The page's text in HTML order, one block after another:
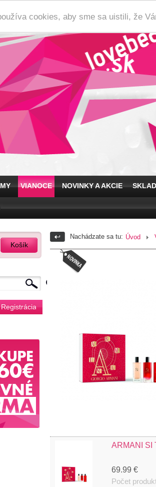
cookies, aby sme sa uistili, že
VIANOCE NOVINKY A AKCIE
Košík
Registrácia
Nachádzate sa tu: Úvod
ARMANI SI
69.99 €
Počet